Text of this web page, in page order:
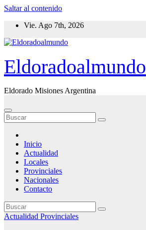
Saltar al contenido
Vie. Ago 7th, 2026
Eldoradoalmundo
Eldorado Misiones Argentina
Inicio
Actualidad
Locales
Provinciales
Nacionales
Contacto
Actualidad Provinciales